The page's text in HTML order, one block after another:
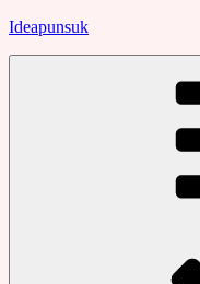
Skip
Ideapunsuk